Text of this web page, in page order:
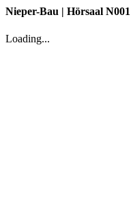
Nieper-Bau | Hörsaal N001
Loading...